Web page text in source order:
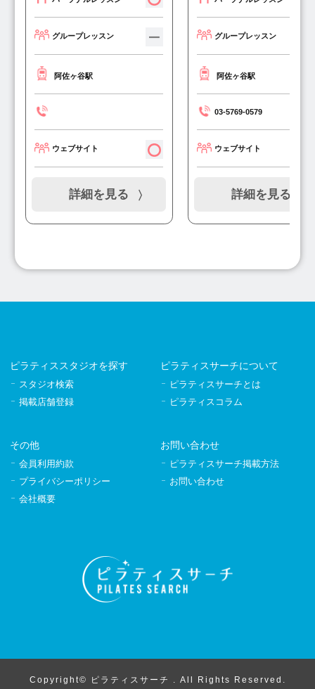
グループレッスン
阿佐ヶ谷駅
ウェブサイト
詳細を見る
グループレッスン
阿佐ヶ谷駅
03-5769-0579
ウェブサイト
詳細を見る
ピラティススタジオを探す
スタジオ検索
掲載店舗登録
ピラティスサーチについて
ピラティスサーチとは
ピラティスコラム
その他
会員利用約款
プライバシーポリシー
会社概要
お問い合わせ
ピラティスサーチ掲載方法
お問い合わせ
Copyright© ピラティスサーチ . All Rights Reserved.